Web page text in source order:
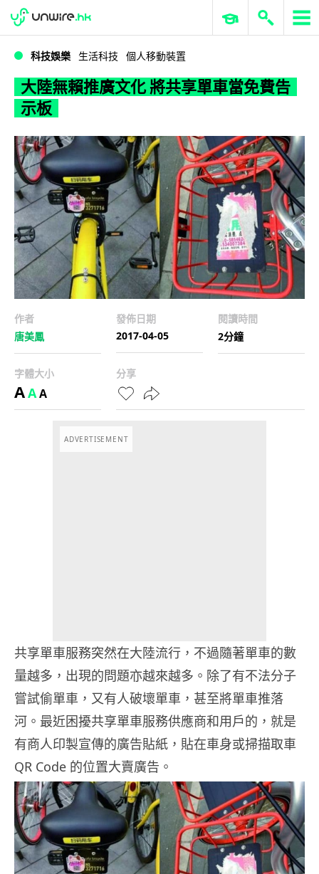
大陸無賴推廣文化 將共享單車當免費告示板
WWDC 2026 ERP 與商業 AI
科技娛樂 生活科技 個人移動裝置
大陸無賴推廣文化 將共享單車當免費告
示板
作者
唐美鳳
發佈日期
2017-04-05
閱讀時間
2分鐘
字體大小
AAA
分享
ADVERTISEMENT
共享單車服務突然在大陸流行，不過隨著單車的數
量越多，出現的問題亦越來越多。除了有不法分子
嘗試偷單車，又有人破壞單車，甚至將單車推落
河。最近困擾共享單車服務供應商和用戶的，就是
有商人印製宣傳的廣告貼紙，貼在車身或掃描取車
QR Code 的位置大賣廣告。